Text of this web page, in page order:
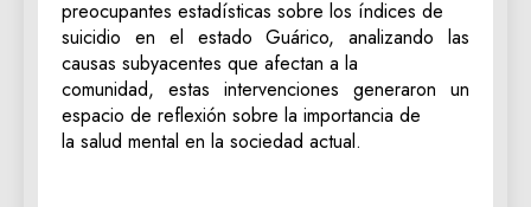
preocupantes estadísticas sobre los índices de
suicidio en el estado Guárico, analizando las
causas subyacentes que afectan a la
comunidad, estas intervenciones generaron un
espacio de reflexión sobre la importancia de
la salud mental en la sociedad actual.